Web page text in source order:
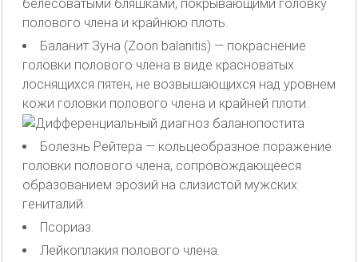
белесоватыми бляшками, покрывающими головку
полового члена и крайнюю плоть.
Баланит Зуна (Zoon balanitis) — покраснение
головки полового члена в виде красноватых
лоснящихся пятен, не возвышающихся над уровнем
кожи головки полового члена и крайней плоти.
Болезнь Рейтера — кольцеобразное поражение
головки полового члена, сопровождающееся
образованием эрозий на слизистой мужских
гениталий.
Псориаз.
Лейкоплакия полового члена.